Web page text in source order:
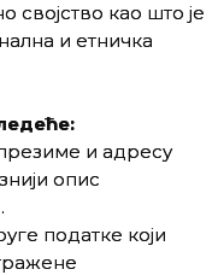
својство као што је
и етничка
и адресу
опис
податке који